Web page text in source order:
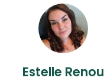
Estelle Renou